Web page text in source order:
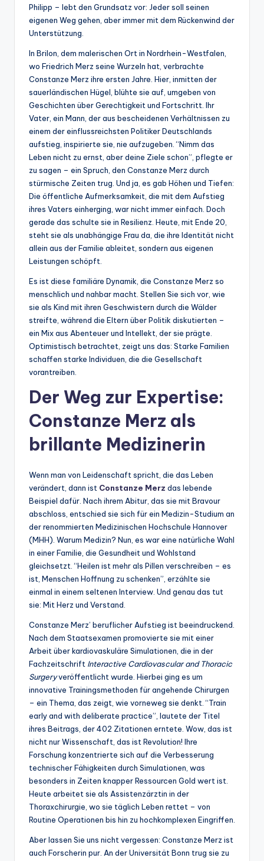
Philipp – lebt den Grundsatz vor: Jeder soll seinen
eigenen Weg gehen, aber immer mit dem Rückenwind der
Unterstützung.
In Brilon, dem malerischen Ort in Nordrhein-Westfalen,
wo Friedrich Merz seine Wurzeln hat, verbrachte
Constanze Merz ihre ersten Jahre. Hier, inmitten der
sauerländischen Hügel, blühte sie auf, umgeben von
Geschichten über Gerechtigkeit und Fortschritt. Ihr
Vater, ein Mann, der aus bescheidenen Verhältnissen zu
einem der einflussreichsten Politiker Deutschlands
aufstieg, inspirierte sie, nie aufzugeben. “Nimm das
Leben nicht zu ernst, aber deine Ziele schon”, pflegte er
zu sagen – ein Spruch, den Constanze Merz durch
stürmische Zeiten trug. Und ja, es gab Höhen und Tiefen:
Die öffentliche Aufmerksamkeit, die mit dem Aufstieg
ihres Vaters einherging, war nicht immer einfach. Doch
gerade das schulte sie in Resilienz. Heute, mit Ende 20,
steht sie als unabhängige Frau da, die ihre Identität nicht
allein aus der Familie ableitet, sondern aus eigenen
Leistungen schöpft.
Es ist diese familiäre Dynamik, die Constanze Merz so
menschlich und nahbar macht. Stellen Sie sich vor, wie
sie als Kind mit ihren Geschwistern durch die Wälder
streifte, während die Eltern über Politik diskutierten –
ein Mix aus Abenteuer und Intellekt, der sie prägte.
Optimistisch betrachtet, zeigt uns das: Starke Familien
schaffen starke Individuen, die die Gesellschaft
vorantreiben.
Der Weg zur Expertise:
Constanze Merz als
brillante Medizinerin
Wenn man von Leidenschaft spricht, die das Leben
verändert, dann ist Constanze Merz das lebende
Beispiel dafür. Nach ihrem Abitur, das sie mit Bravour
abschloss, entschied sie sich für ein Medizin-Studium an
der renommierten Medizinischen Hochschule Hannover
(MHH). Warum Medizin? Nun, es war eine natürliche Wahl
in einer Familie, die Gesundheit und Wohlstand
gleichsetzt. “Heilen ist mehr als Pillen verschreiben – es
ist, Menschen Hoffnung zu schenken”, erzählte sie
einmal in einem seltenen Interview. Und genau das tut
sie: Mit Herz und Verstand.
Constanze Merz’ beruflicher Aufstieg ist beeindruckend.
Nach dem Staatsexamen promovierte sie mit einer
Arbeit über kardiovaskuläre Simulationen, die in der
Fachzeitschrift Interactive Cardiovascular and Thoracic
Surgeryveröffentlicht wurde. Hierbei ging es um
innovative Trainingsmethoden für angehende Chirurgen
– ein Thema, das zeigt, wie vorneweg sie denkt. “Train
early and with deliberate practice”, lautete der Titel
ihres Beitrags, der 402 Zitationen erntete. Wow, das ist
nicht nur Wissenschaft, das ist Revolution! Ihre
Forschung konzentrierte sich auf die Verbesserung
technischer Fähigkeiten durch Simulationen, was
besonders in Zeiten knapper Ressourcen Gold wert ist.
Heute arbeitet sie als Assistenzärztin in der
Thoraxchirurgie, wo sie täglich Leben rettet – von
Routine Operationen bis hin zu hochkomplexen Eingriffen.
Aber lassen Sie uns nicht vergessen: Constanze Merz ist
auch Forscherin pur. An der Universität Bonn trug sie zu